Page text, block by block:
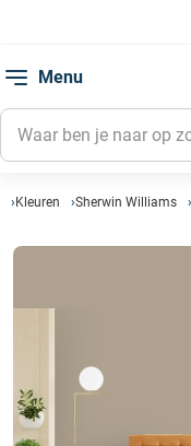
Menu
Kleuren Sherwin Williams